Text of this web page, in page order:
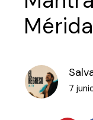
Mérida
7